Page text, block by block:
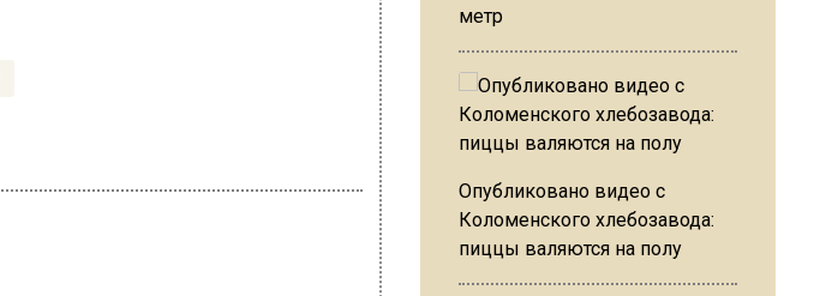
метр
Опубликовано видео с
Коломенского хлебозавода:
пиццы валяются на полу